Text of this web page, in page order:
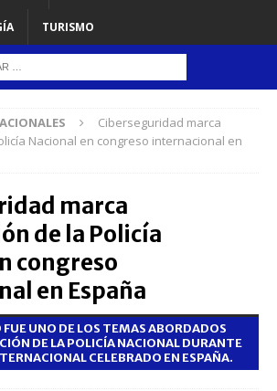
TURISMO
Ciberseguridad marca
Nacional en congreso internacional en
marca
de la Policía
congreso
en España
UNO DE LOS TEMAS ABORDADOS
DE LA POLICÍA NACIONAL DURANTE
CELEBRADO EN ESPAÑA.